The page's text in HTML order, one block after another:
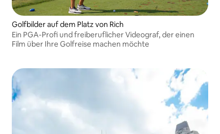
Golfbilder auf dem Platz von Rich
Ein PGA-Profi und freiberuflicher Videograf, der einen
Film über Ihre Golfreise machen möchte